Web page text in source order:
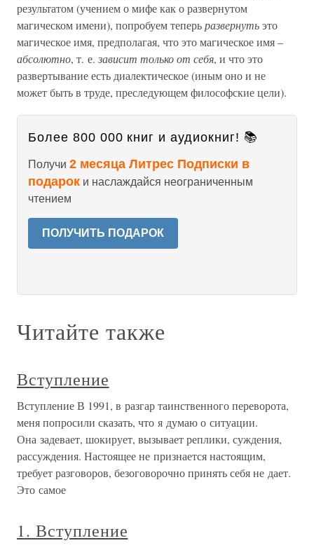
результатом (учением о мифе как о развернутом
магическом имени), попробуем теперьразвернутьэто
магическое имя, предполагая, что это магическое имя –
абсолютно, т. е. зависит только от себя, и что это
развертывание есть диалектическое (иным оно и не
может быть в труде, преследующем философские цели).
Более 800 000 книг и аудиокниг! 📚
Получи 2 месяца Литрес Подписки в
подарок и наслаждайся неограниченным
чтением
ПОЛУЧИТЬ ПОДАРОК
Читайте также
Вступление
Вступление В 1991, в разгар таинственного переворота,
меня попросили сказать, что я думаю о ситуации.
Она задевает, шокирует, вызывает реплики, суждения,
рассуждения. Настоящее не признается настоящим,
требует разговоров, безоговорочно принять себя не дает.
Это самое
1. Вступление